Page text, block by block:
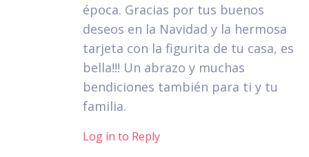
época. Gracias por tus buenos
deseos en la Navidad y la hermosa
tarjeta con la figurita de tu casa, es
bella!!! Un abrazo y muchas
bendiciones también para ti y tu
familia.
Log in to Reply